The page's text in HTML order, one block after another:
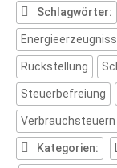
und
ihre
Schlagwörter:
Rückstellung
Steuerbefreiung
Kategorien: